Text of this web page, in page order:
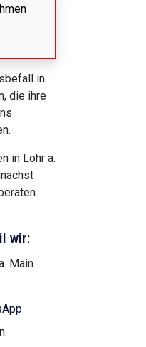
in
die ihre
in Lohr a.
wir:
Main